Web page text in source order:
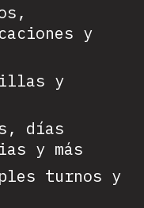
y
y
días
y más
turnos y